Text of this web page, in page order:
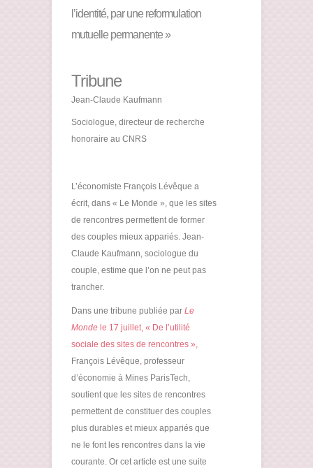
l’identité, par une reformulation
mutuelle permanente »
Tribune
Jean-Claude Kaufmann
Sociologue, directeur de recherche
honoraire au CNRS
L’économiste François Lévêque a
écrit, dans « Le Monde », que les sites
de rencontres permettent de former
des couples mieux appariés. Jean-
Claude Kaufmann, sociologue du
couple, estime que l’on ne peut pas
trancher.
Dans une tribune publiée par Le
Monde le 17 juillet, « De l’utilité
sociale des sites de rencontres »,
François Lévêque, professeur
d’économie à Mines ParisTech,
soutient que les sites de rencontres
permettent de constituer des couples
plus durables et mieux appariés que
ne le font les rencontres dans la vie
courante. Or cet article est une suite